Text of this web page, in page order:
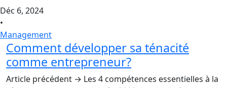
Déc 6, 2024
•
Management
Comment développer sa ténacité
comme entrepreneur?
Article précédent → Les 4 compétences essentielles à la